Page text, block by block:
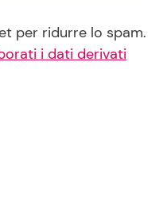
per ridurre lo spam.
i dati derivati